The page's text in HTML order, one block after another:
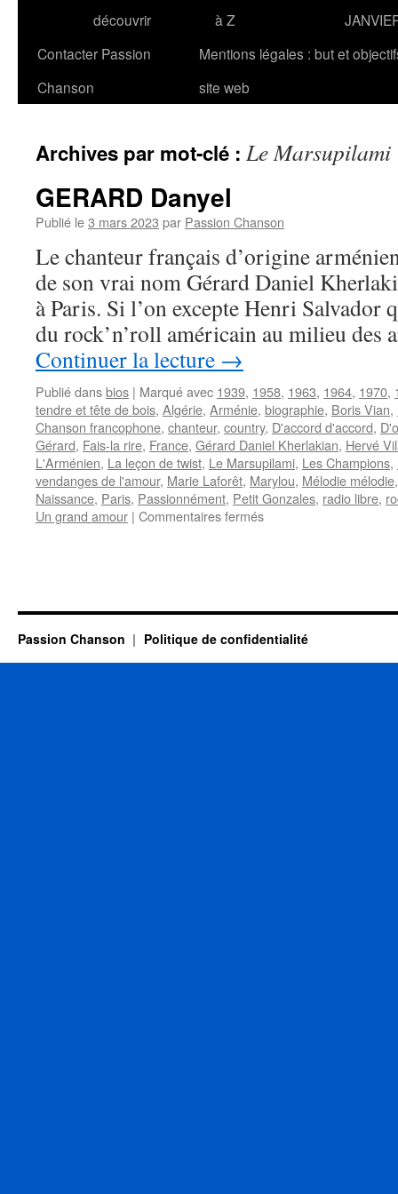
découvrir
à Z
Contacter Passion
Chanson
Mentions légales : but et
site web
Archives par mot-clé : Le Marsupilami
GERARD Danyel
Publié le3 mars 2023 par Passion Chanson
Le chanteur français d’origine
de son vrai nom Gérard Daniel
à Paris. Si l’on excepte Henri Salvador
du rock’n’roll américain au milieu des
Continuer la lecture →
Publié dansbios | Marqué avec 1939, 1958, 1963, 1964, 1970,
tendre et tête de bois, Algérie, Arménie, biographie, Boris Vian,
Chanson francophone, chanteur, country, D'accord d'accord,
Gérard, Fais-la rire, France, Gérard Daniel Kherlakian, Hervé
L'Arménien, La leçon de twist, Le Marsupilami, Les Champions,
vendanges de l'amour, Marie Laforêt, Marylou, Mélodie mélodie
Naissance, Paris, Passionnément, Petit Gonzales, radio libre,
Un grand amour | Commentaires ferméssur
Passion Chanson Politique de confidentialité